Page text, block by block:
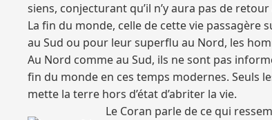
siens, conjecturant qu’il n’y aura pas de retour
La fin du monde, celle de cette vie passagère
au Sud ou pour leur superflu au Nord, les
Au Nord comme au Sud, ils ne sont pas
fin du monde en ces temps modernes. Seuls
mette la terre hors d’état d’abriter la vie.
Le Coran parle de ce qui